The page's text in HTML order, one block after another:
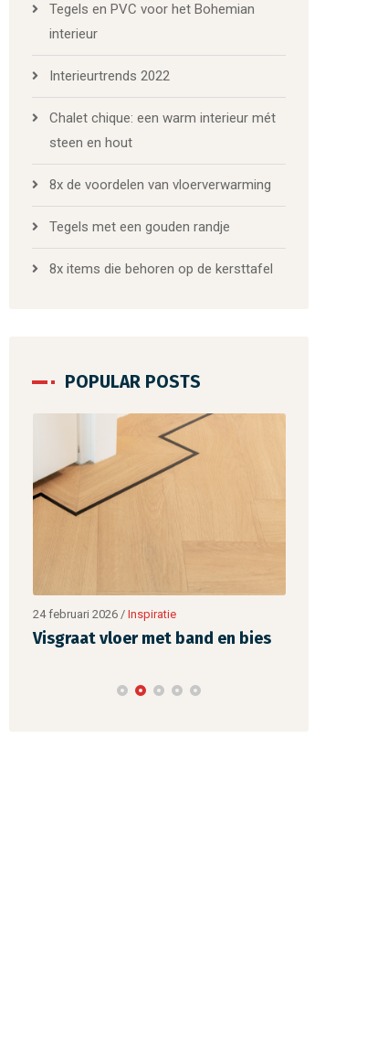
Tegels en PVC voor het Bohemian
interieur
Interieurtrends 2022
Chalet chique: een warm interieur mét
steen en hout
8x de voordelen van vloerverwarming
Tegels met een gouden randje
8x items die behoren op de kersttafel
POPULAR POSTS
24 februari 2026 /Video
BAX Tegeltalk: Japandi